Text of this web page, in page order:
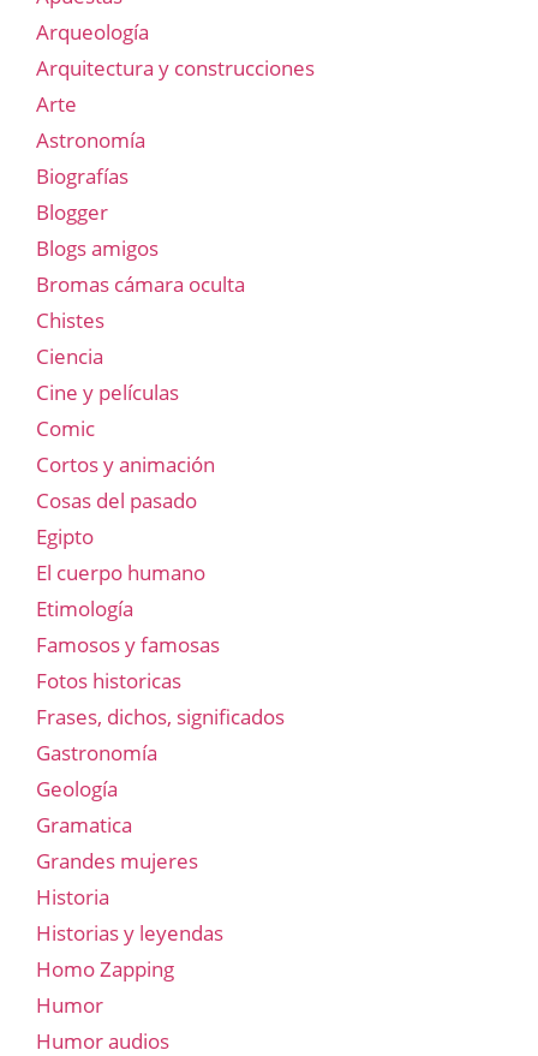
Arqueología
Arquitectura y construcciones
Arte
Astronomía
Biografías
Blogger
Blogs amigos
Bromas cámara oculta
Chistes
Ciencia
Cine y películas
Comic
Cortos y animación
Cosas del pasado
Egipto
El cuerpo humano
Etimología
Famosos y famosas
Fotos historicas
Frases, dichos, significados
Gastronomía
Geología
Gramatica
Grandes mujeres
Historia
Historias y leyendas
Homo Zapping
Humor
Humor audios